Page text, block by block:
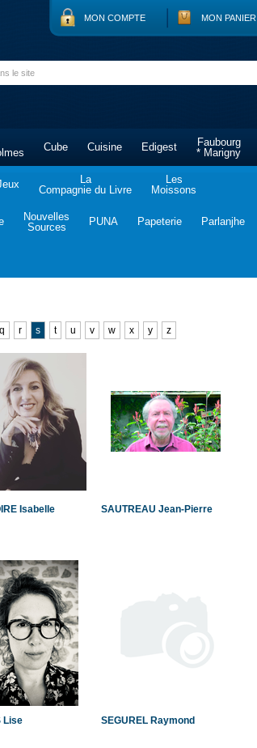
MON COMPTE MON PANIER
Cube Cuisine Edigest
Faubourg
* Marigny
La
Compagnie du Livre
Les
Moissons
Nouvelles
Sources
PUNA Papeterie Parlanjhe
q r s t u v w x y z
Isabelle SAUTREAU Jean-Pierre
Lise SEGUREL Raymond